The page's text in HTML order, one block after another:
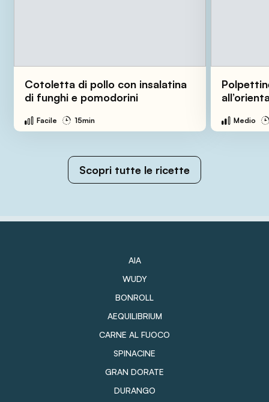
Cotoletta di pollo con insalatina
di funghi e pomodorini
Facile 15min Medio
Scopri tutte le ricette
AIA
WUDY
BONROLL
AEQUILIBRIUM
CARNE AL FUOCO
SPINACINE
GRAN DORATE
DURANGO